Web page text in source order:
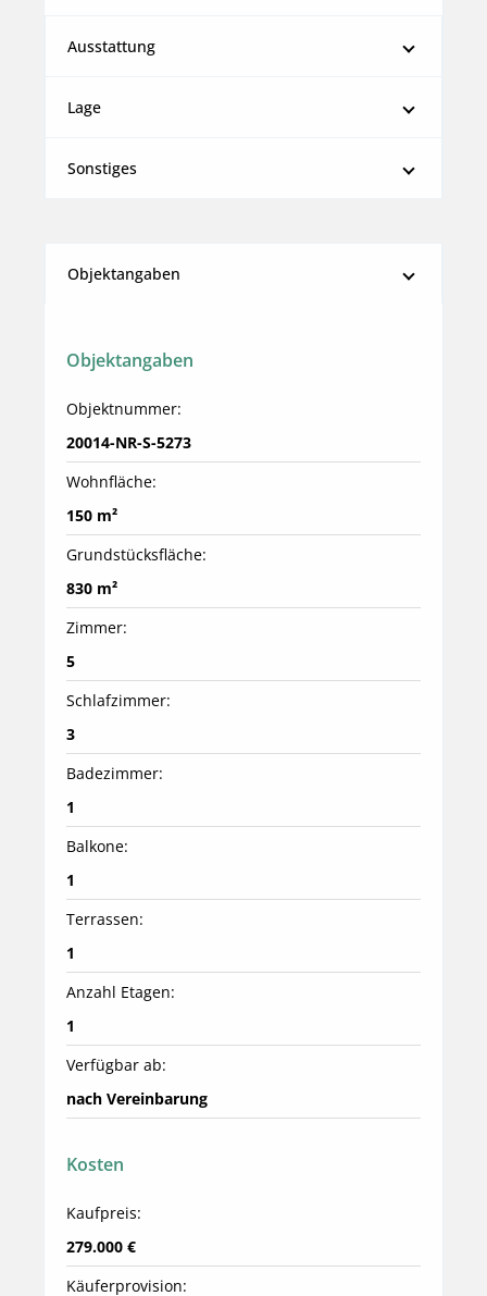
Ausstattung
Lage
Sonstiges
Objektangaben
Objektangaben
Objektnummer:
20014-NR-S-5273
Wohnfläche:
150 m²
Grundstücksfläche:
830 m²
Zimmer:
5
Schlafzimmer:
3
Badezimmer:
1
Balkone:
1
Terrassen:
1
Anzahl Etagen:
1
Verfügbar ab:
nach Vereinbarung
Kosten
Kaufpreis:
279.000 €
Käuferprovision: